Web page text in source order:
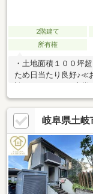
2階建て
所有権
・土地面積１００坪
ため日当たり良好♪≪
ン等も併せてご提案
ーム承ります！お気
ど…」OKです！■ここ
「物件レポート」に
などもご相談くださ
社掲載の物件も）お
岐阜県土岐